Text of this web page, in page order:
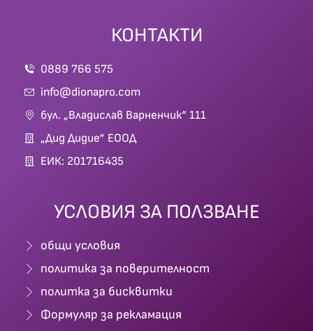
КОНТАКТИ
0889 766 575
info@dionapro.com
бул. „Владислав Варненчик“ 111
„Дид Дидие” ЕООД
ЕИК: 201716435
УСЛОВИЯ ЗА ПОЛЗВАНЕ
общи условия
политика за поверителност
политка за бисквитки
Формуляр за рекламация